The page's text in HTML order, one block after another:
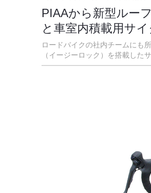
PIAAから新型ルー
と車室内積載用サ
ロードバイクの社内チームにも
（イージーロック）を搭載した